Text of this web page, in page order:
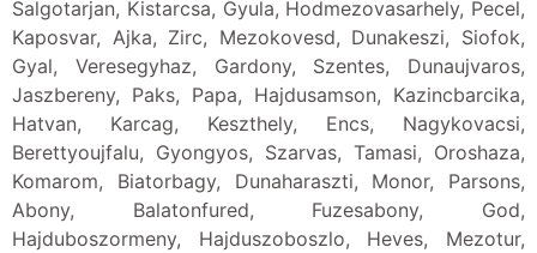
Salgotarjan, Kistarcsa, Gyula, Hodmezovasarhely, Pecel,
Kaposvar, Ajka, Zirc, Mezokovesd, Dunakeszi, Siofok,
Gyal, Veresegyhaz, Gardony, Szentes, Dunaujvaros,
Jaszbereny, Paks, Papa, Hajdusamson, Kazincbarcika,
Hatvan, Karcag, Keszthely, Encs, Nagykovacsi,
Berettyoujfalu, Gyongyos, Szarvas, Tamasi, Oroshaza,
Komarom, Biatorbagy, Dunaharaszti, Monor, Parsons,
Abony, Balatonfured, Fuzesabony, God,
Hajduboszormeny, Hajduszoboszlo, Heves, Mezotur,